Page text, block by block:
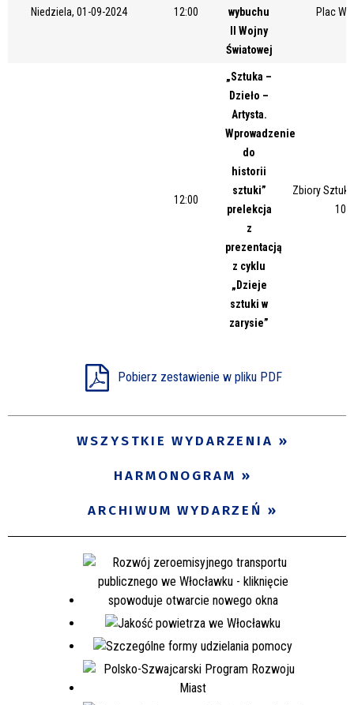
Niedziela, 01-09-2024 12:00
wybuchu
II Wojny
Światowej
Plac
12:00
„Sztuka –
Dzieło –
Artysta.
Wprowadzenie
do
historii
sztuki”
prelekcja
z
prezentacją
z cyklu
„Dzieje
sztuki w
zarysie”
Zbiory
10/
Pobierz zestawienie w pliku PDF
WSZYSTKIE WYDARZENIA
HARMONOGRAM
ARCHIWUM WYDARZEŃ